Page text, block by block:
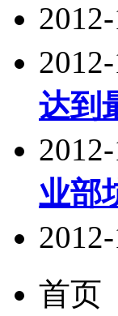
达到
业部
首页